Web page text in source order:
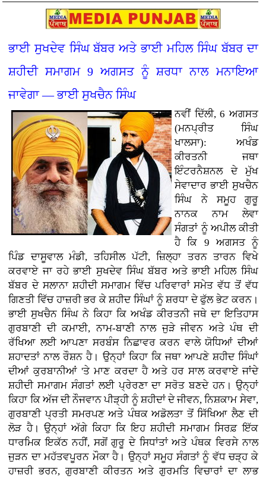
ਭਾਈ ਸੁਖਦੇਵ ਸਿੰਘ ਬੱਬਰ ਅਤੇ ਭਾਈ ਮਹਿਲ ਸਿੰਘ ਬੱਬਰ ਦਾ
ਸ਼ਹੀਦੀ ਸਮਾਗਮ 9 ਅਗਸਤ ਨੂੰ ਸ਼ਰਧਾ ਨਾਲ ਮਨਾਇਆ
ਜਾਵੇਗਾ — ਭਾਈ ਸੁਖਚੈਨ ਸਿੰਘ
ਨਵੀਂ ਦਿੱਲੀ, 6 ਅਗਸਤ
(ਮਨਪ੍ਰੀਤ ਸਿੰਘ
ਖਾਲਸਾ): ਅਖੰਡ
ਕੀਰਤਨੀ ਜਥਾ
ਇੰਟਰਨੈਸ਼ਨਲ ਦੇ ਮੁੱਖ
ਸੇਵਾਦਾਰ ਭਾਈ ਸੁਖਚੈਨ
ਸਿੰਘ ਨੇ ਸਮੂਹ ਗੁਰੂ
ਨਾਨਕ ਨਾਮ ਲੇਵਾ
ਸੰਗਤਾਂ ਨੂੰ ਅਪੀਲ ਕੀਤੀ
ਹੈ ਕਿ 9 ਅਗਸਤ ਨੂੰ
ਪਿੰਡ ਦਾਸੂਵਾਲ ਮੰਡੀ, ਤਹਿਸੀਲ ਪੱਟੀ, ਜ਼ਿਲ੍ਹਾ ਤਰਨ ਤਾਰਨ ਵਿਖੇ
ਕਰਵਾਏ ਜਾ ਰਹੇ ਭਾਈ ਸੁਖਦੇਵ ਸਿੰਘ ਬੱਬਰ ਅਤੇ ਭਾਈ ਮਹਿਲ ਸਿੰਘ
ਬੱਬਰ ਦੇ ਸਲਾਨਾ ਸ਼ਹੀਦੀ ਸਮਾਗਮ ਵਿੱਚ ਪਰਿਵਾਰਾਂ ਸਮੇਤ ਵੱਧ ਤੋਂ ਵੱਧ
ਗਿਣਤੀ ਵਿੱਚ ਹਾਜ਼ਰੀ ਭਰ ਕੇ ਸ਼ਹੀਦ ਸਿੰਘਾਂ ਨੂੰ ਸ਼ਰਧਾ ਦੇ ਫੁੱਲ ਭੇਟ ਕਰਨ।
ਭਾਈ ਸੁਖਚੈਨ ਸਿੰਘ ਨੇ ਕਿਹਾ ਕਿ ਅਖੰਡ ਕੀਰਤਨੀ ਜਥੇ ਦਾ ਇਤਿਹਾਸ
ਗੁਰਬਾਣੀ ਦੀ ਕਮਾਈ, ਨਾਮ-ਬਾਣੀ ਨਾਲ ਜੁੜੇ ਜੀਵਨ ਅਤੇ ਪੰਥ ਦੀ
ਰੱਖਿਆ ਲਈ ਆਪਣਾ ਸਰਬੰਸ ਨਿਛਾਵਰ ਕਰਨ ਵਾਲੇ ਯੋਧਿਆਂ ਦੀਆਂ
ਸ਼ਹਾਦਤਾਂ ਨਾਲ ਰੌਸ਼ਨ ਹੈ। ਉਨ੍ਹਾਂ ਕਿਹਾ ਕਿ ਜਥਾ ਆਪਣੇ ਸ਼ਹੀਦ ਸਿੰਘਾਂ
ਦੀਆਂ ਕੁਰਬਾਨੀਆਂ 'ਤੇ ਮਾਣ ਕਰਦਾ ਹੈ ਅਤੇ ਹਰ ਸਾਲ ਕਰਵਾਏ ਜਾਂਦੇ
ਸ਼ਹੀਦੀ ਸਮਾਗਮ ਸੰਗਤਾਂ ਲਈ ਪ੍ਰੇਰਣਾ ਦਾ ਸਰੋਤ ਬਣਦੇ ਹਨ। ਉਨ੍ਹਾਂ
ਕਿਹਾ ਕਿ ਅੱਜ ਦੀ ਨੌਜਵਾਨ ਪੀੜ੍ਹੀ ਨੂੰ ਸ਼ਹੀਦਾਂ ਦੇ ਜੀਵਨ, ਨਿਸ਼ਕਾਮ ਸੇਵਾ,
ਗੁਰਬਾਣੀ ਪ੍ਰਤੀ ਸਮਰਪਣ ਅਤੇ ਪੰਥਕ ਅਡੋਲਤਾ ਤੋਂ ਸਿੱਖਿਆ ਲੈਣ ਦੀ
ਲੋੜ ਹੈ। ਉਨ੍ਹਾਂ ਅੱਗੇ ਕਿਹਾ ਕਿ ਇਹ ਸ਼ਹੀਦੀ ਸਮਾਗਮ ਸਿਰਫ਼ ਇੱਕ
ਧਾਰਮਿਕ ਇਕੱਠ ਨਹੀਂ, ਸਗੋਂ ਗੁਰੂ ਦੇ ਸਿਧਾਂਤਾਂ ਅਤੇ ਪੰਥਕ ਵਿਰਸੇ ਨਾਲ
ਜੁੜਨ ਦਾ ਮਹੱਤਵਪੂਰਨ ਮੌਕਾ ਹੈ। ਉਨ੍ਹਾਂ ਸਮੂਹ ਸੰਗਤਾਂ ਨੂੰ ਵੱਧ ਚੜ੍ਹ ਕੇ
ਹਾਜ਼ਰੀ ਭਰਨ, ਗੁਰਬਾਣੀ ਕੀਰਤਨ ਅਤੇ ਗੁਰਮਤਿ ਵਿਚਾਰਾਂ ਦਾ ਲਾਭ